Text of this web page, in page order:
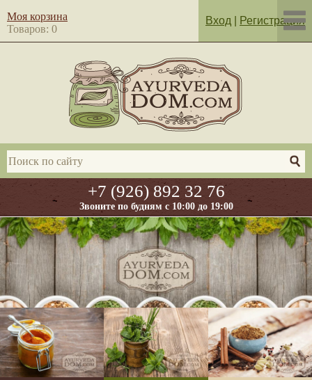
+7 (926) 892 32 76
Звоните по будням с 10:00 до 19:00
Моя корзина
Товаров: 0
Вход Регистрация